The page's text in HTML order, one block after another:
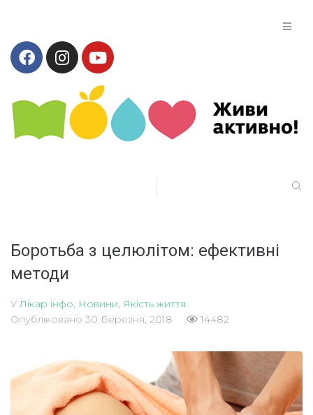
Боротьба з целюлітом: ефективні
методи
У Лікар інфо Новини Якість життя
Опубліковано 30 Березня, 2018 14482